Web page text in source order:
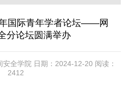
年国际青年学者论坛——网
分论坛圆满举办
全学院 日期：2024-12-20 阅读：
2412